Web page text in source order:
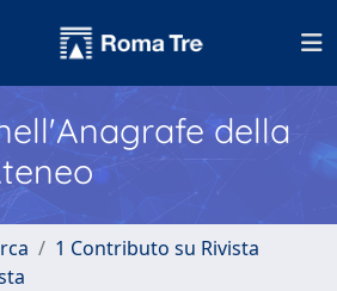
della
1 Contributo su Rivista